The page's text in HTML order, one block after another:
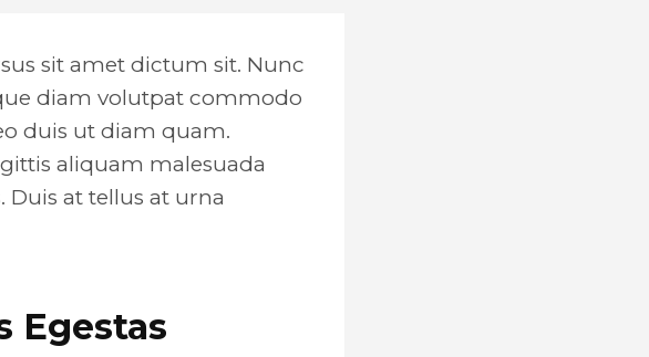
sit amet dictum sit. Nunc
diam volutpat commodo
duis ut diam quam.
aliquam malesuada
at tellus at urna
Egestas